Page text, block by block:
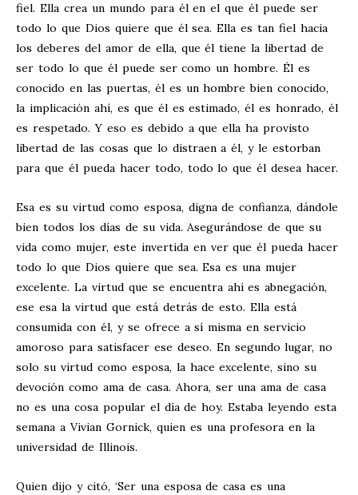
fiel. Ella crea un mundo para él en el que él puede ser
todo lo que Dios quiere que él sea. Ella es tan fiel hacia
los deberes del amor de ella, que él tiene la libertad de
ser todo lo que él puede ser como un hombre. Él es
conocido en las puertas, él es un hombre bien conocido,
la implicación ahí, es que él es estimado, él es honrado, él
es respetado. Y eso es debido a que ella ha provisto
libertad de las cosas que lo distraen a él, y le estorban
para que él pueda hacer todo, todo lo que él desea hacer.
Esa es su virtud como esposa, digna de confianza, dándole
bien todos los días de su vida. Asegurándose de que su
vida como mujer, este invertida en ver que él pueda hacer
todo lo que Dios quiere que sea. Esa es una mujer
excelente. La virtud que se encuentra ahí es abnegación,
ese esa la virtud que está detrás de esto. Ella está
consumida con él, y se ofrece a sí misma en servicio
amoroso para satisfacer ese deseo. En segundo lugar, no
solo su virtud como esposa, la hace excelente, sino su
devoción como ama de casa. Ahora, ser una ama de casa
no es una cosa popular el día de hoy. Estaba leyendo esta
semana a Vivian Gornick, quien es una profesora en la
universidad de Illinois.
Quien dijo y citó, ‘Ser una esposa de casa es una